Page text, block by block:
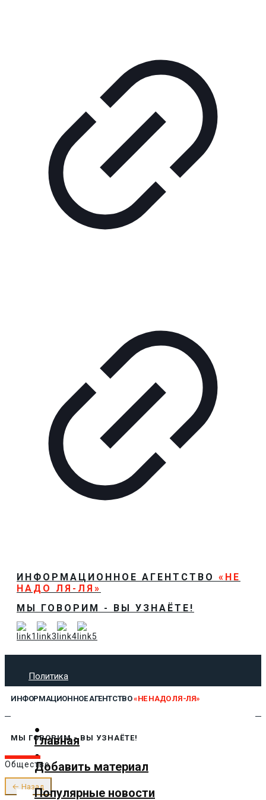
ИНФОРМАЦИОННОЕ АГЕНТСТВО «НЕ
НАДО ЛЯ-ЛЯ»
МЫ ГОВОРИМ - ВЫ УЗНАЁТЕ!
Политика
Технологии
Предложить новость
О нас
ИНФОРМАЦИОННОЕ АГЕНТСТВО«НЕ НАДО ЛЯ-ЛЯ»
Главная
Добавить материал
Популярные новости
МЫ ГОВОРИМ - ВЫ УЗНАЁТЕ!
Общество
← Назад